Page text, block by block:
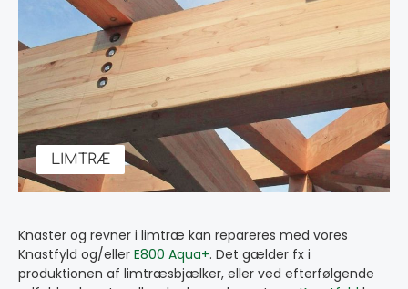
LIMTRÆ
Knaster og revner i limtræ kan repareres med vores
Knastfyld og/eller E800 Aqua+. Det gælder fx i
produktionen af limtræsbjælker, eller ved efterfølgende